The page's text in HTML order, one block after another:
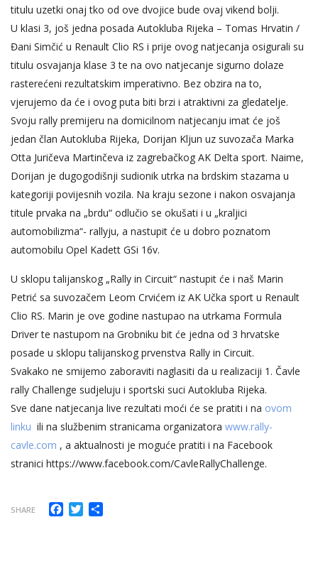
titulu uzetki onaj tko od ove dvojice bude ovaj vikend bolji.
U klasi 3, još jedna posada Autokluba Rijeka – Tomas Hrvatin /
Đani Simčić u Renault Clio RS i prije ovog natjecanja osigurali su
titulu osvajanja klase 3 te na ovo natjecanje sigurno dolaze
rasterećeni rezultatskim imperativno. Bez obzira na to,
vjerujemo da će i ovog puta biti brzi i atraktivni za gledatelje.
Svoju rally premijeru na domicilnom natjecanju imat će još
jedan član Autokluba Rijeka, Dorijan Kljun uz suvozača Marka
Otta Juričeva Martinčeva iz zagrebačkog AK Delta sport. Naime,
Dorijan je dugogodišnji sudionik utrka na brdskim stazama u
kategoriji povijesnih vozila. Na kraju sezone i nakon osvajanja
titule prvaka na „brdu“ odlučio se okušati i u „kraljici
automobilizma“- rallyju, a nastupit će u dobro poznatom
automobilu Opel Kadett GSi 16v.
U sklopu talijanskog „Rally in Circuit“ nastupit će i naš Marin
Petrić sa suvozačem Leom Crvićem iz AK Učka sport u Renault
Clio RS. Marin je ove godine nastupao na utrkama Formula
Driver te nastupom na Grobniku bit će jedna od 3 hrvatske
posade u sklopu talijanskog prvenstva Rally in Circuit.
Svakako ne smijemo zaboraviti naglasiti da u realizaciji 1. Čavle
rally Challenge sudjeluju i sportski suci Autokluba Rijeka.
Sve dane natjecanja live rezultati moći će se pratiti i na ovom
linku ili na službenim stranicama organizatora www.rally-
cavle.com , a aktualnosti je moguće pratiti i na Facebook
stranici https://www.facebook.com/CavleRallyChallenge.
SHARE Facebook
Twitter